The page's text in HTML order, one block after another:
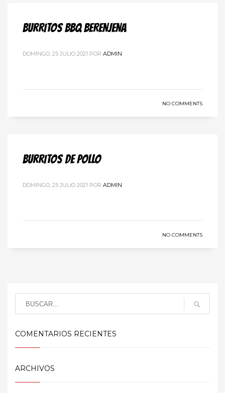
BURRITOS BBQ BERENJENA
DOMINGO, 25 JULIO 2021 POR ADMIN
NO COMMENTS
BURRITOS DE POLLO
DOMINGO, 25 JULIO 2021 POR ADMIN
NO COMMENTS
COMENTARIOS RECIENTES
ARCHIVOS